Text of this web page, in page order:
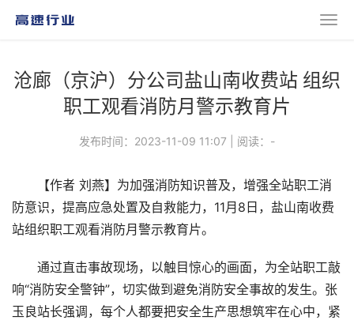
沧廊（京沪）分公司盐山南收费站 组织
职工观看消防月警示教育片
发布时间：2023-11-09 11:07 阅读： -
【作者 刘燕】为加强消防知识普及，增强全站职工消
防意识，提高应急处置及自救能力，11月8日，盐山南收费
站组织职工观看消防月警示教育片。
通过直击事故现场，以触目惊心的画面，为全站职工敲
响“消防安全警钟”，切实做到避免消防安全事故的发生。张
玉良站长强调，每个人都要把安全生产思想筑牢在心中，紧